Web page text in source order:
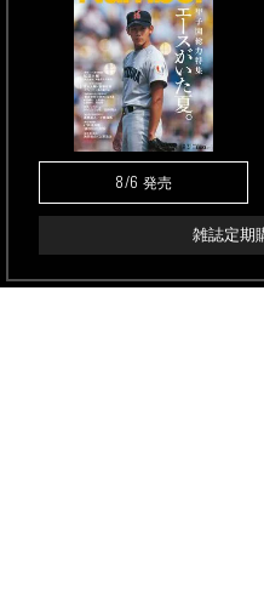
8/6 発売
雑誌定期